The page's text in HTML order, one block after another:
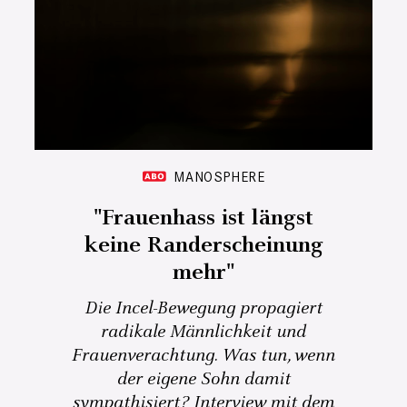
MANOSPHERE
"Frauenhass ist längst
keine Randerscheinung
mehr"
Die Incel-Bewegung propagiert
radikale Männlichkeit und
Frauenverachtung. Was tun, wenn
der eigene Sohn damit